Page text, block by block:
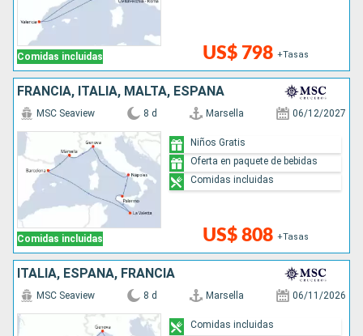
Comidas incluidas US$ 798 +Tasas
FRANCIA, ITALIA, MALTA, ESPAÑA
Comidas incluidas
MSC Seaview 8 d Marsella 06/12/2027
US$ 808 +Tasas
Niños Gratis
Oferta en paquete de bebidas
Comidas incluidas
ITALIA, ESPAÑA, FRANCIA
MSC Seaview 8 d Marsella 06/11/2026
Comidas incluidas